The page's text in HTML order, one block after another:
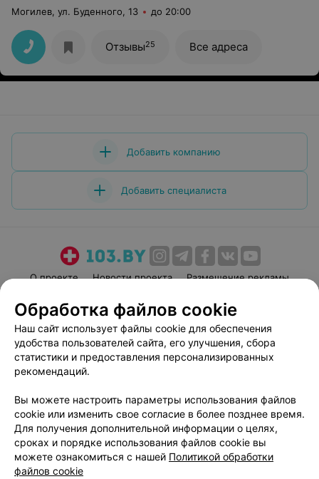
Могилев, ул. Буденного, 13 до 20:00
Отзывы25 Все адреса
Добавить компанию
Добавить специалиста
О проекте Новости проекта
Размещение рекламы
Пользовательское соглашение
Способы оплаты
Вакансии
Партнеры
Написать руководителю 103.by
Персональные настройки cookie
Обработка персональных данных
Обработка файлов cookie
Наш сайт использует файлы cookie для обеспечения
удобства пользователей сайта, его улучшения, сбора
статистики и предоставления персонализированных
рекомендаций.
Вы можете настроить параметры использования файлов
cookie или изменить свое согласие в более позднее время.
Для получения дополнительной информации о целях,
сроках и порядке использования файлов cookie вы
можете ознакомиться с нашей Политикой обработки
файлов cookie